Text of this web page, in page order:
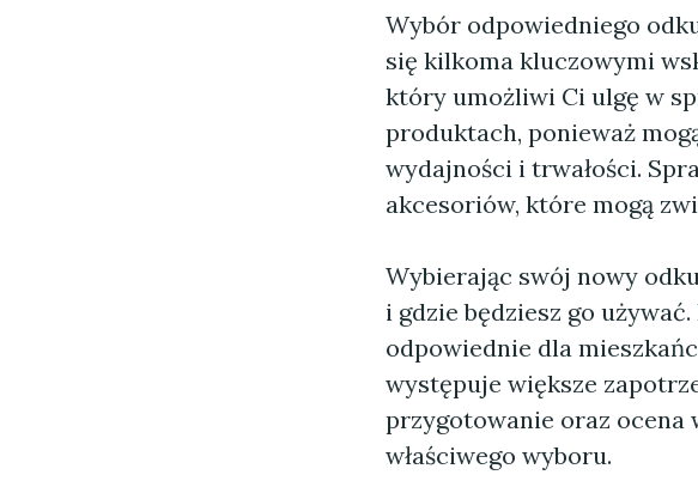
Wybór odpowiedniego
się kilkoma kluczowymi
który umożliwi Ci ulgę w
produktach, ponieważ
wydajności i trwałości.
akcesoriów, które mogą
Wybierając swój nowy
i gdzie będziesz go
odpowiednie dla
występuje większe
przygotowanie oraz ocena
właściwego wyboru.